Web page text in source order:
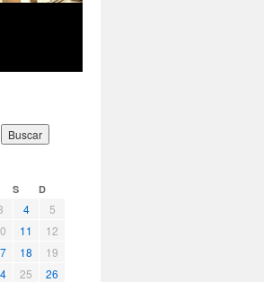
S D
4
5
11
12
18
19
25
26